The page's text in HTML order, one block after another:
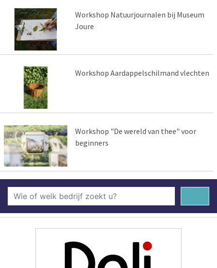
Workshop Natuurjournalen bij Museum
Joure
Workshop Aardappelschilmand vlechten
Workshop "De wereld van thee" voor
beginners